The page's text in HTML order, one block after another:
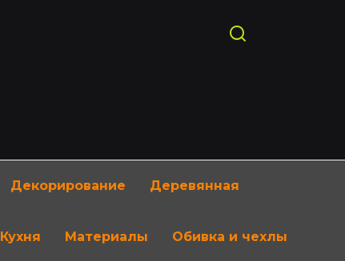
Декорирование Деревянная
Кухня Материалы Обивка и чехлы